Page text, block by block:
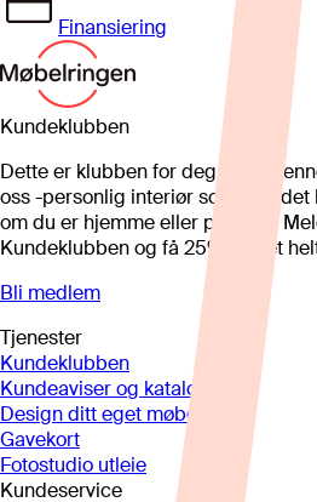
Finansiering
Kundeklubben
Dette er klubben for deg som
oss -personlig interiør som gjør det
om du er hjemme eller på hytta.
Kundeklubben og få 25%* på et
Bli medlem
Tjenester
Kundeklubben
Kundeaviser og kataloger
Design ditt eget møbel
Gavekort
Fotostudio utleie
Kundeservice